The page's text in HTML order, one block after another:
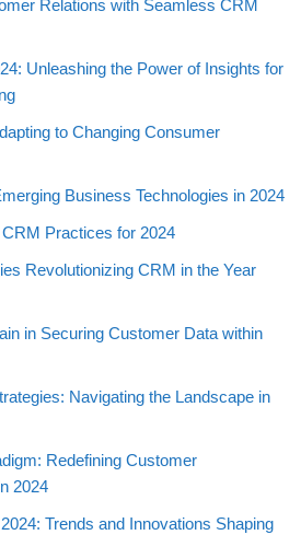
Relations with Seamless CRM
Unleashing the Power of Insights for
to Changing Consumer
Business Technologies in 2024
Practices for 2024
Revolutionizing CRM in the Year
in Securing Customer Data within
Navigating the Landscape in
Redefining Customer
2024
Trends and Innovations Shaping